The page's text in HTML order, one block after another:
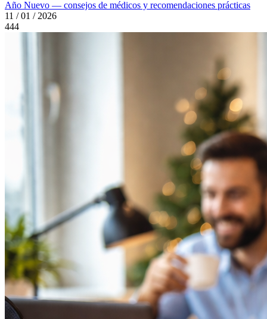
Año Nuevo — consejos de médicos y recomendaciones prácticas
11 / 01 / 2026
444